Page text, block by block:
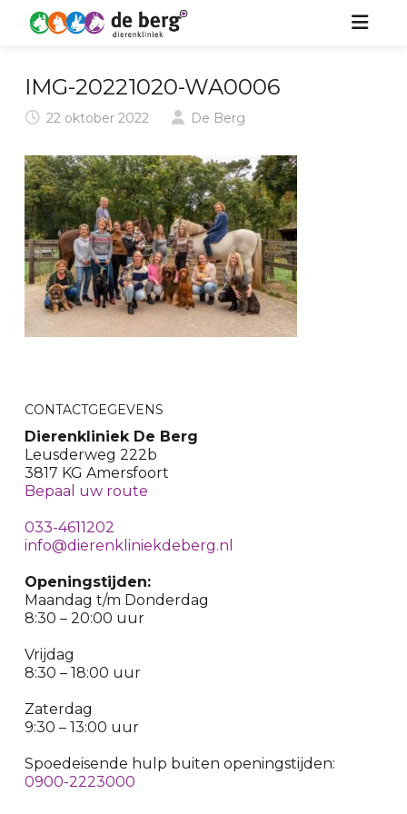
ZORG VOOR UW DIER
HOND
KAT
PAARD
KONIJN & KNAAGDIER
OVER ONS
KIDS
NIEUWS
CONTACT
IMG-20221020-WA0006
22 oktober 2022 De Berg
CONTACTGEGEVENS
Dierenkliniek De Berg
Leusderweg 222b
3817 KG Amersfoort
Bepaal uw route
033-4611202
info@dierenkliniekdeberg.nl
Openingstijden:
Maandag t/m Donderdag
8:30 – 20:00 uur
Vrijdag
8:30 – 18:00 uur
Zaterdag
9:30 – 13:00 uur
Spoedeisende hulp buiten openingstijden:
0900-2223000